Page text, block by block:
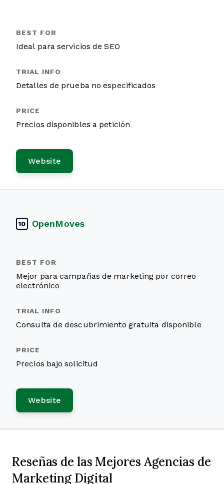
Ideal para servicios de SEO
Detalles de prueba no especificados
Precios disponibles a petición
Website
10 OpenMoves
Mejor para campañas de marketing por correo
electrónico
Consulta de descubrimiento gratuita disponible
Precios bajo solicitud
Website
Reseñas de las Mejores Agencias de
Marketing Digital